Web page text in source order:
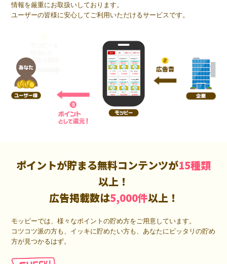
情報を厳重にお取扱いしております。
ユーザーの皆様に安心してご利用いただけるサービスです。
ポイントが貯まる無料コンテンツが15種類
以上！
広告掲載数は5,000件以上！
モッピーでは、様々なポイントの貯め方をご用意しています。
コツコツ派の方も、イッキに貯めたい方も、あなたにピッタリの貯め
方が見つかるはず。